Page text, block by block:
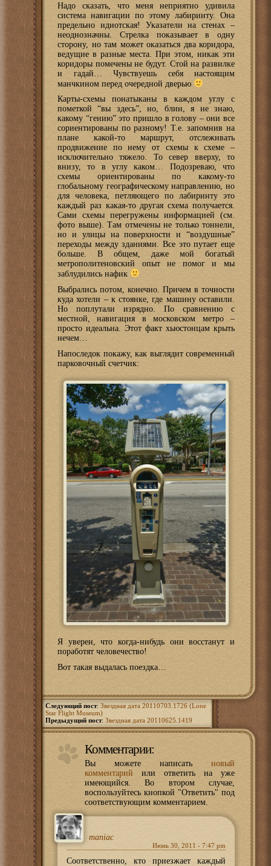
Надо сказать, что меня неприятно удивила
система навигации по этому лабиринту. Она
предельно идиотская! Указатели на стенах –
неоднозначны. Стрелка показывает в одну
сторону, но там может оказаться два коридора,
ведущие в разные места. При этом, никак эти
коридоры помечены не будут. Стой на развилке
и гадай… Чувствуешь себя настоящим
манчкином перед очередной дверью
Карты-схемы понатыканы в каждом углу с
пометкой “вы здесь”, но, блин, я не знаю,
какому “гению” это пришло в голову – они все
сориентированы по разному! Т.е. запомнив на
плане какой-то маршрут, отслеживать
продвижение по нему от схемы к схеме –
исключительно тяжело. То север вверху, то
внизу, то в углу каком… Подозреваю, что
схемы ориентированы по какому-то
глобальному географическому направлению, но
для человека, петляющего по лабиринту это
каждый раз какая-то другая схема получается.
Сами схемы перегружены информацией (см.
фото выше). Там отмечены не только тоннели,
но и улицы на поверхности и “воздушные”
переходы между зданиями. Все это путает еще
больше. В общем, даже мой богатый
метрополитеновский опыт не помог и мы
заблудились нафик
Выбрались потом, конечно. Причем в точности
куда хотели – к стоянке, где машину оставили.
Но поплутали изрядно. По сравнению с
местной, навигация в московском метро –
просто идеальна. Этот факт хьюстонцам крыть
нечем…
Напоследок покажу, как выглядит современный
парковочный счетчик:
Я уверен, что когда-нибудь они восстанут и
поработят человечество!
Вот такая выдалась поездка…
Следующий пост: Звездная дата 20110703.1726 (Lone
Star Flight Museum)
Предыдущий пост: Звездная дата 20110625.1419
Комментарии:
Вы можете написать новый
комментарий или ответить на уже
имеющийся. Во втором случае,
воспользуйтесь кнопкой "Ответить" под
соответствующим комментарием.
maniac
Июнь 30, 2011 - 7:47 pm
Соответственно, кто приезжает каждый